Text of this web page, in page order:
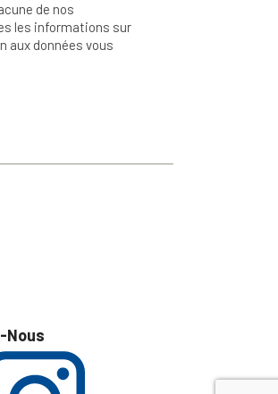
de nos
les informations sur
aux données vous
Nous